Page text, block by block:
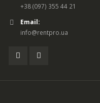
+38 (097) 355 44 21
Email:
info@rentpro.ua